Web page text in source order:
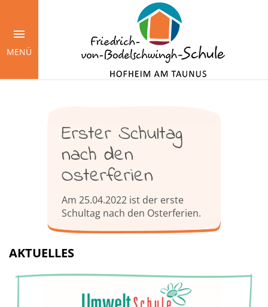
Inhalt
MENÜ
Erster Schultag
nach den
Osterferien
Am 25.04.2022 ist der erste
Schultag nach den Osterferien.
AKTUELLES